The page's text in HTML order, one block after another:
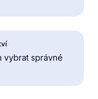
vybrat správné